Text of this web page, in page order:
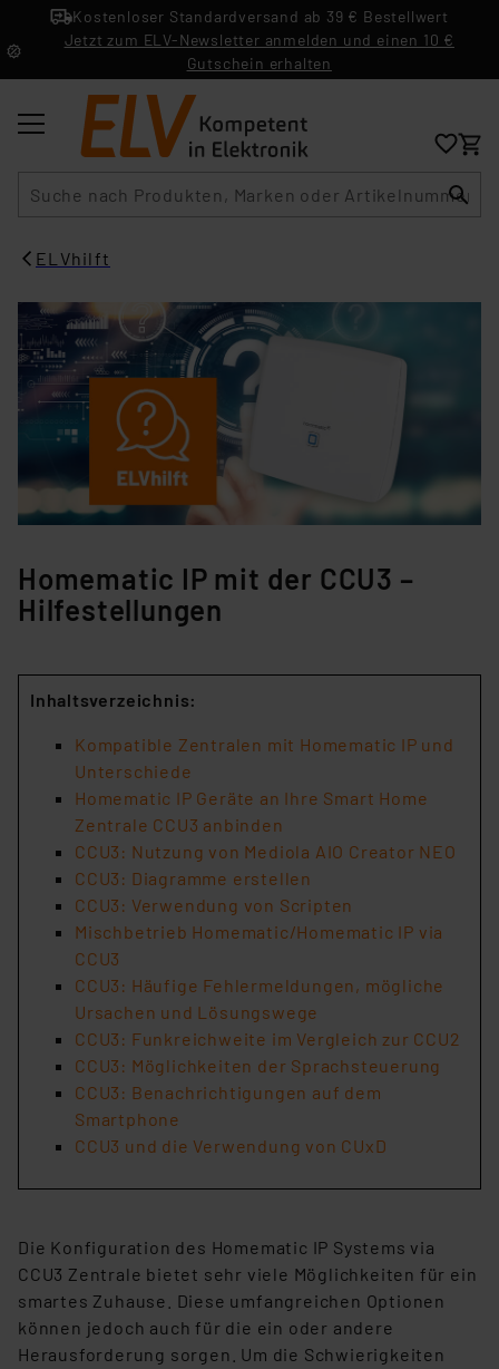
Kostenloser Standardversand ab 39 € Bestellwert
Jetzt zum ELV-Newsletter anmelden und einen 10 €
Gutschein erhalten
ELVhilft
Homematic IP mit der CCU3 –
Hilfestellungen
Inhaltsverzeichnis:
Kompatible Zentralen mit Homematic IP und
Unterschiede
Homematic IP Geräte an Ihre Smart Home
Zentrale CCU3 anbinden
CCU3: Nutzung von Mediola AIO Creator NEO
CCU3: Diagramme erstellen
CCU3: Verwendung von Scripten
Mischbetrieb Homematic/Homematic IP via
CCU3
CCU3: Häufige Fehlermeldungen, mögliche
Ursachen und Lösungswege
CCU3: Funkreichweite im Vergleich zur CCU2
CCU3: Möglichkeiten der Sprachsteuerung
CCU3: Benachrichtigungen auf dem
Smartphone
CCU3 und die Verwendung von CUxD
Die Konfiguration des Homematic IP Systems via
CCU3 Zentrale bietet sehr viele Möglichkeiten für ein
smartes Zuhause. Diese umfangreichen Optionen
können jedoch auch für die ein oder andere
Herausforderung sorgen. Um die Schwierigkeiten